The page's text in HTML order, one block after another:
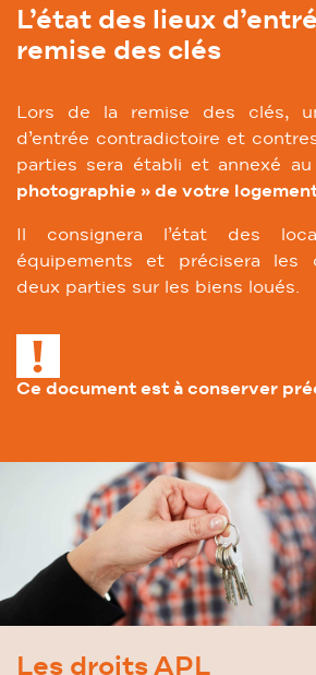
L’état des lieux
remise des clés
Lors de la remise des clés,
d’entrée contradictoire et
parties sera établi et annexé
photographie » de votre
Il consignera l’état des
équipements et précisera les
deux parties sur les biens loués.
Ce document est à conserver